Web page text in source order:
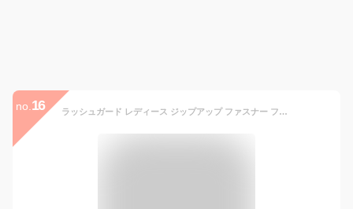
no. 16 ラッシュガード レディース ジップアップ ファスナー フードなし 長袖 水着 透けにくい UVカット UPF50+ 涼感素材 冷感 体型カバー 紫外線対策 日焼け予防 シュノーケリング 海 プール ランニング HeleiWaho ヘレイワホ 夏休み 海水浴